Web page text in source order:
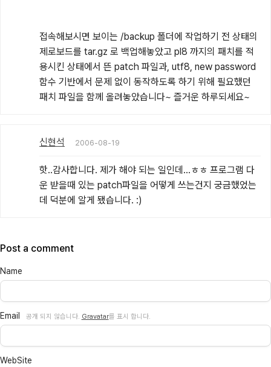
접속해보시면 보이는 /backup 폴더에 작업하기 전 상태의
제로보드를 tar.gz 로 백업해놓았고 pl8 까지의 패치를 적
용시킨 상태에서 뜬 patch 파일과, utf8, new password
함수 기반에서 문제 없이 동작하도록 하기 위해 필요했던
패치 파일을 함께 올려놓았습니다~ 즐거운 하루되세요~
신현석 2006-08-19
핫..감사합니다. 제가 해야 되는 일인데...ㅎㅎ 프로그램 다
운 받을때 있는 patch파일을 어떻게 쓰는건지 궁금했었는
데 덕분에 알게 됐습니다. :)
Post a comment
Name
Email 공개 되지 않습니다. Gravatar를 표시 합니다.
WebSite